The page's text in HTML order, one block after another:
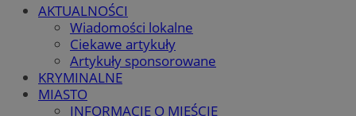
AKTUALNOŚCI
Wiadomości lokalne
Ciekawe artykuły
Artykuły sponsorowane
KRYMINALNE
MIASTO
INFORMACJE O MIEŚCIE